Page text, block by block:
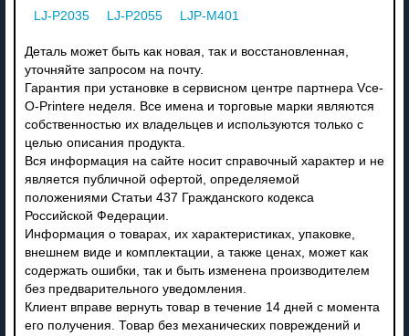
LJ-P2035 LJ-P2055 LJP-M401
Деталь может быть как новая, так и восстановленная,
уточняйте запросом на почту.
Гарантия при установке в сервисном центре партнера Vce-
O-Printere неделя. Все имена и торговые марки являются
собственностью их владельцев и используются только с
целью описания продукта.
Вся информация на сайте носит справочный характер и не
является публичной офертой, определяемой
положениями Статьи 437 Гражданского кодекса
Российской Федерации.
Информация о товарах, их характеристиках, упаковке,
внешнем виде и комплектации, а также ценах, может как
содержать ошибки, так и быть изменена производителем
без предварительного уведомления.
Клиент вправе вернуть товар в течение 14 дней с момента
его получения. Товар без механических повреждений и